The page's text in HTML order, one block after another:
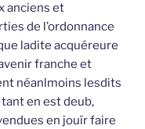
anciens et
de l’ordonnance
ladite acquéreure
franche et
néanlmoins lesdits
en est deub,
en jouïr faire